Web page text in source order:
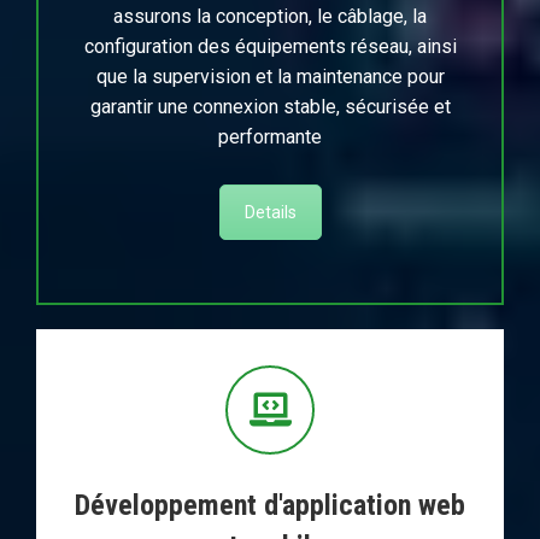
assurons la conception, le câblage, la
configuration des équipements réseau, ainsi
que la supervision et la maintenance pour
garantir une connexion stable, sécurisée et
performante
Details
Développement d'application web